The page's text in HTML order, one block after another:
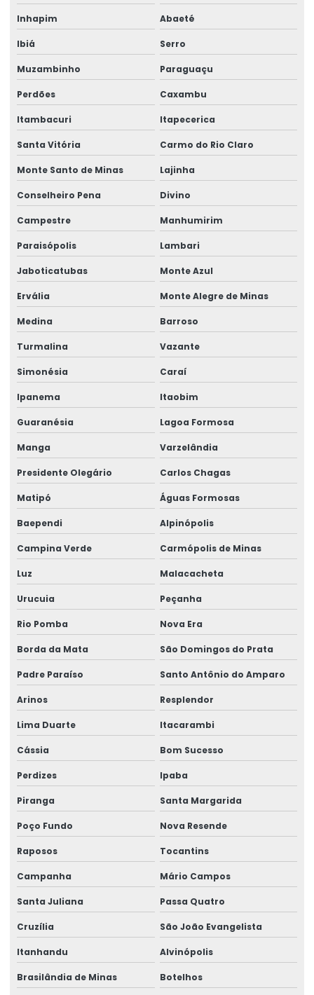
Rótulos Adesivos Para Eventos E Festas
Rótulos Adesivos Para Identificação De Produtos
Rótulos Adesivos Para Indústria Alimentícia
Rótulos Adesivos Para Produtos De Limpeza
Rótulos Adesivos Personalizados
Rótulos Adesivos Transparentes Para Produtos
Rótulos Com Acabamento Fosco
Rótulos De Identificação Para Produtos
Rótulos De Segurança Para Produtos
Rótulos Em Papel Couchê
Rótulos Especiais Para Bebidas
Rótulos Metalizados Para Embalagens
Rótulos Para Alimentos Congelados
Rótulos Para Congelados
Rótulos Para Controle De Estoque
Rótulos Para Embalagens De Alimentos
Rótulos Para Etiquetagem De Produtos
Rótulos Para Produtos
Rótulos Para Setores Alimentícios
Rótulos Para Varejo Personalizados
Rótulos Personalizados
Rótulos Personalizados Para Negócios
Rótulos Termo Adesivos Para Comércio
Rótulos Termo Transferência
Inhapim Abaeté
Ibiá Serro
Muzambinho Paraguaçu
Perdões Caxambu
Itambacuri Itapecerica
Santa Vitória Carmo do Rio Claro
Monte Santo de Minas Lajinha
Conselheiro Pena Divino
Campestre Manhumirim
Paraisópolis Lambari
Jaboticatubas Monte Azul
Ervália Monte Alegre de Minas
Medina Barroso
Turmalina Vazante
Simonésia Caraí
Ipanema Itaobim
Guaranésia Lagoa Formosa
Manga Varzelândia
Presidente Olegário Carlos Chagas
Matipó Águas Formosas
Baependi Alpinópolis
Campina Verde Carmópolis de Minas
Luz Malacacheta
Urucuia Peçanha
Rio Pomba Nova Era
Borda da Mata São Domingos do Prata
Padre Paraíso Santo Antônio do Amparo
Arinos Resplendor
Lima Duarte Itacarambi
Cássia Bom Sucesso
Perdizes Ipaba
Piranga Santa Margarida
Poço Fundo Nova Resende
Raposos Tocantins
Campanha Mário Campos
Santa Juliana Passa Quatro
Cruzília São João Evangelista
Itanhandu Alvinópolis
Brasilândia de Minas Botelhos